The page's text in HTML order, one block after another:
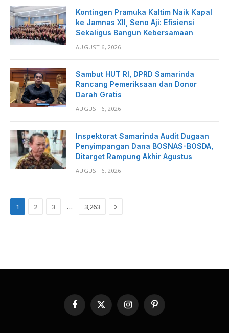
Kontingen Pramuka Kaltim Naik Kapal
ke Jamnas XII, Seno Aji: Efisiensi
Sekaligus Bangun Kebersamaan
AUGUST 6, 2026
Sambut HUT RI, DPRD Samarinda
Rancang Pemeriksaan dan Donor
Darah Gratis
AUGUST 6, 2026
Inspektorat Samarinda Audit Dugaan
Penyimpangan Dana BOSNAS-BOSDA,
Ditarget Rampung Akhir Agustus
AUGUST 6, 2026
1 2 3 … 3,263 Next
Facebook
X
(Twitter)
InstagramPinterest